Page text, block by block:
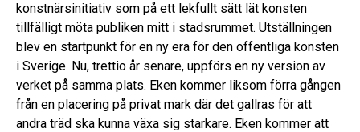
konstnärsinitiativ som på ett lekfullt sätt lät konsten
tillfälligt möta publiken mitt i stadsrummet. Utställningen
blev en startpunkt för en ny era för den offentliga konsten
i Sverige. Nu, trettio år senare, uppförs en ny version av
verket på samma plats. Eken kommer liksom förra gången
från en placering på privat mark där det gallras för att
andra träd ska kunna växa sig starkare. Eken kommer att